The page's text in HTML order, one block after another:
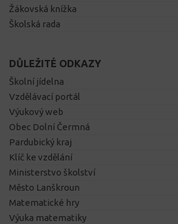
Žákovská knížka
Školská rada
DŮLEŽITÉ ODKAZY
Školní jídelna
Vzdělávací portál
Výukový web
Obec Dolní Čermná
Pardubický kraj
Klíč ke vzdělání
Ministerstvo školství
Město Lanškroun
Matematické hry
Výuka matematiky